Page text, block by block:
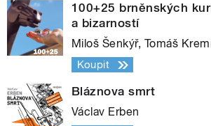
100+25 brněnských
a bizarností
Miloš Šenkýř, Tomáš
Koupit
Bláznova smrt
Václav Erben